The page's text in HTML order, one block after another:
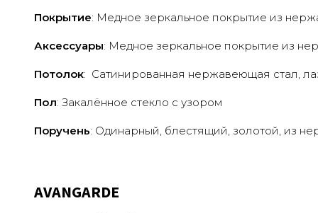
Покрытие: Медное зеркальное покрытие из
Аксессуары: Медное зеркальное покрытие из
Потолок: Сатинированная нержавеющая стал,
Пол: Закалённое стекло с узором
Поручень: Одинарный, блестящий, золотой, из
AVANGARDE